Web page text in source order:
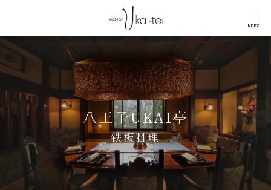
INDEX
八王子UKAI亭
铁板料理